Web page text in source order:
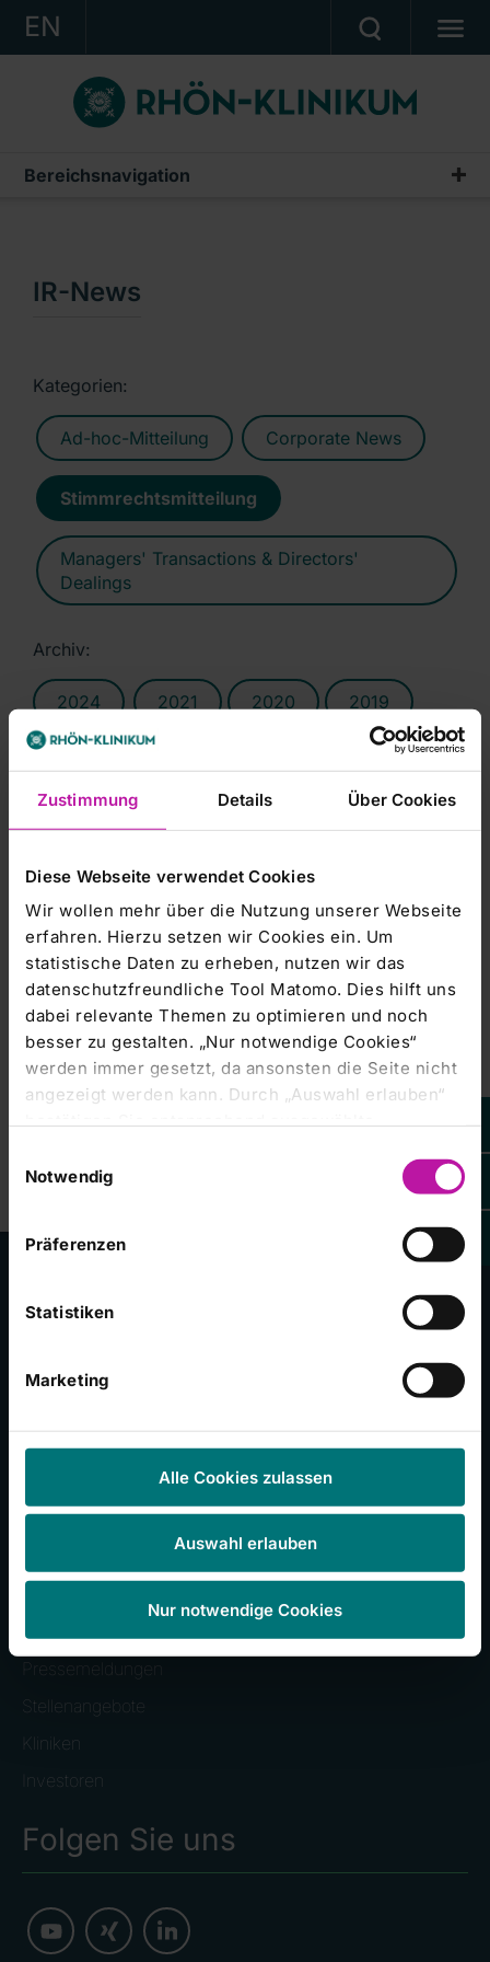
Zustimmung Details Über Cookies
Diese Webseite verwendet Cookies
Wir wollen mehr über die Nutzung unserer Webseite
erfahren. Hierzu setzen wir Cookies ein. Um
statistische Daten zu erheben, nutzen wir das
datenschutzfreundliche Tool Matomo. Dies hilft uns
dabei relevante Themen zu optimieren und noch
besser zu gestalten. „Nur notwendige Cookies“
werden immer gesetzt, da ansonsten die Seite nicht
angezeigt werden kann. Durch „Auswahl erlauben“
erlauben Sie alle eingesetzten Cookies. Sie können
Ihre
Einstellungen anpassen. Weitere Informationen
finden Sie auch in unserer
Datenschutzerklärung
Notwendig
Präferenzen
Statistiken
Marketing
Alle Cookies zulassen
Auswahl erlauben
Nur notwendige Cookies
EN
KONZERN
KLINIKEN
KARRIERE
KONTAKT
Bereichsnavigation
Publikationen & Präsentationen
Präsentationen & Conference Calls
IR-News
Kategorien:
Ad-hoc-Mitteilung Corporate News
Stimmrechtsmitteilung
Managers' Transactions & Directors'
Dealings
Archiv:
2024 2021 2020 2019
2014 2013
2010 2009 2008
Keine Nachrichten verfügbar.
Leider steht
Ihnen dieser
Inhalt von EQS
zur
Verfügung.
optimale
Nutzererlebnis
zu
bitten wir Sie
Ihre
Cookie-
Einstellungen
anzupassen.
Marketing-
Cookies
akzeptieren
Kursentwicklung
Unsere Kliniken
RHÖN-KLINIKUM Campus Bad Neustadt
Universitätsklinikum Gießen und Marburg
Zentralklinik Bad Berka
Häufig besuchte Seiten
Pressemeldungen
Stellenangebote
Kliniken
Investoren
Folgen Sie uns